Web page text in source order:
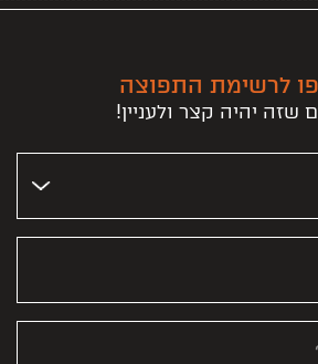
לרשימת התפוצה
שזה יהיה קצר ולעניין!